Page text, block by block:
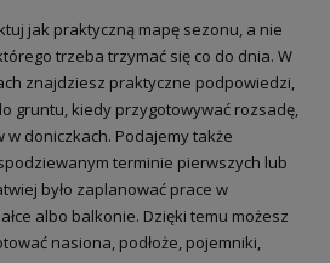
jak praktyczną mapę sezonu, a nie
trzeba trzymać się co do dnia. W
znajdziesz praktyczne podpowiedzi,
gruntu, kiedy przygotowywać rozsadę,
doniczkach. Podajemy także
terminie pierwszych lub
było zaplanować prace w
albo balkonie. Dzięki temu możesz
nasiona, podłoże, pojemniki,